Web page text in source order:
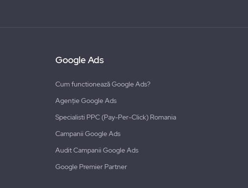
Google Ads
Cum functionează Google Ads?
Agenție Google Ads
Specialisti PPC (Pay-Per-Click) Romania
Campanii Google Ads
Audit Campanii Google Ads
Google Premier Partner